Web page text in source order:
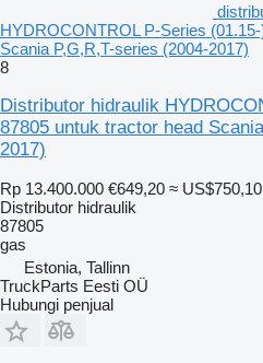
HYDROCONTROL P-Series
Scania P,G,R,T-series (2004-2017)
8
Distributor hidraulik
87805 untuk tractor head
2017)
Rp 13.400.000 €649,20 ≈ US$750,10
Distributor hidraulik
87805
gas
Estonia, Tallinn
TruckParts Eesti OÜ
Hubungi penjual